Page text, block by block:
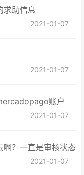
求助信息
2021-01-07
2021-01-07
账户
2021-01-07
啊？一直是审核状态
2021-01-07